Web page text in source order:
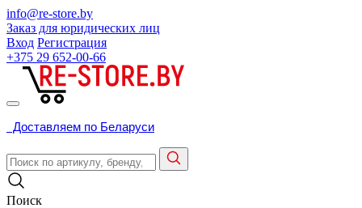
info@re-store.by
Заказ для юридических лиц
Вход Регистрация
+375 29 652-00-66
Доставляем по Беларуси
Поиск